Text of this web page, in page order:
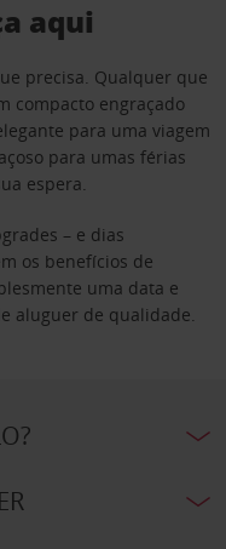
aqui
precisa. Qualquer que
compacto engraçado
para uma viagem
para umas férias
espera.
– e dias
os benefícios de
uma data e
aluguer de qualidade.